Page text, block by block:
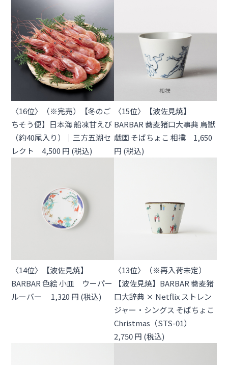
〈16位〉（※完売）【冬のご
ちそう便】日本海 船凍甘えび
（約40尾入り）｜三方五湖セ
レクト 4,500 円 (税込)
〈15位〉【波佐見焼】
BARBAR 蕎麦猪口大事典 鳥獣
戯画 そばちょこ 相撲 1,650
円 (税込)
〈14位〉【波佐見焼】
BARBAR 色絵 小皿 ウーパー
ルーパー 1,320 円 (税込)
〈13位〉（※再入荷未定）
【波佐見焼】BARBAR 蕎麦猪
口大辞典 × Netflix ストレン
ジャー・シングス そばちょこ
Christmas（STS-01）
2,750 円 (税込)